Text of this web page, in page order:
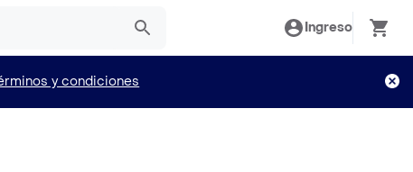
Ingreso
y condiciones